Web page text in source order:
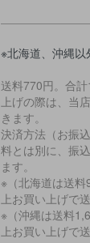
※北海道、沖縄
送料770円。合
上げの際は、当
きます。
決済方法（お振
料とは別に、振
ます。
※（北海道は送
上お買い上げで
※（沖縄は送料
上お買い上げで